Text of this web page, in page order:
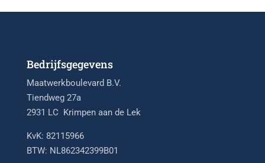
Bedrijfsgegevens
Maatwerkboulevard B.V.
Tiendweg 27a
2931 LC Krimpen aan de Lek
KvK: 82115966
BTW: NL862342399B01